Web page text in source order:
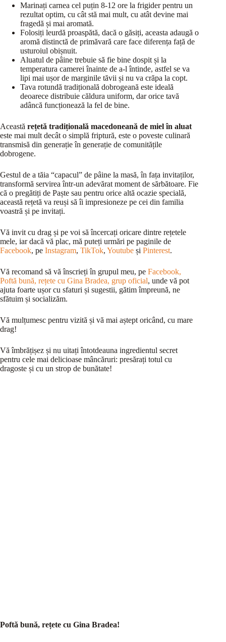
Marinați carnea cel puțin 8-12 ore la frigider pentru un
rezultat optim, cu cât stă mai mult, cu atât devine mai
fragedă și mai aromată.
Folosiți leurdă proaspătă, dacă o găsiți, aceasta adaugă o
aromă distinctă de primăvară care face diferența față de
usturoiul obișnuit.
Aluatul de pâine trebuie să fie bine dospit și la
temperatura camerei înainte de a-l întinde, astfel se va
lipi mai ușor de marginile tăvii și nu va crăpa la copt.
Tava rotundă tradițională dobrogeană este ideală
deoarece distribuie căldura uniform, dar orice tavă
adâncă funcționează la fel de bine.
Această rețetă tradițională macedoneană de miel în aluat
este mai mult decât o simplă friptură, este o poveste culinară
transmisă din generație în generație de comunitățile
dobrogene.
Gestul de a tăia “capacul” de pâine la masă, în fața invitaților,
transformă servirea într-un adevărat moment de sărbătoare. Fie
că o pregătiți de Paște sau pentru orice altă ocazie specială,
această rețetă va reuși să îi impresioneze pe cei din familia
voastră și pe invitați.
Vă invit cu drag și pe voi să încercați oricare dintre rețetele
mele, iar dacă vă plac, mă puteți urmări pe paginile de
Facebook, pe Instagram, TikTok, Youtube și Pinterest.
Vă recomand să vă înscrieți în grupul meu, pe Facebook,
Poftă bună, rețete cu Gina Bradea, grup oficial, unde vă pot
ajuta foarte ușor cu sfaturi și sugestii, gătim împreună, ne
sfătuim și socializăm.
Vă mulțumesc pentru vizită și vă mai aștept oricând, cu mare
drag!
Vă îmbrățișez și nu uitați întotdeauna ingredientul secret
pentru cele mai delicioase mâncăruri: presărați totul cu
dragoste și cu un strop de bunătate!
Poftă bună, rețete cu Gina Bradea!